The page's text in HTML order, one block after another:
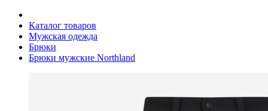
Каталог товаров
Мужская одежда
Брюки
Брюки мужские Northland